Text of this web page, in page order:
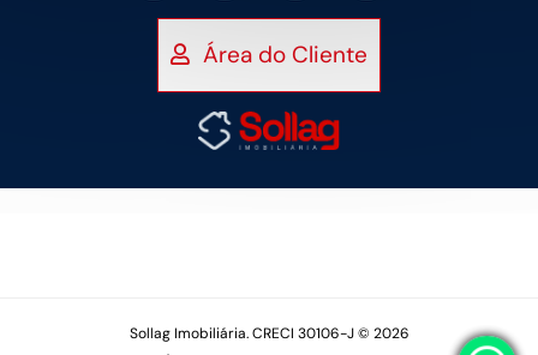
Área do Cliente
Sollag Imobiliária. CRECI 30106-J © 2026